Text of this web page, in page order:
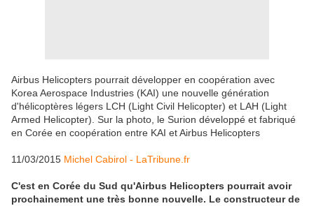
Airbus Helicopters pourrait développer en coopération avec
Korea Aerospace Industries (KAI) une nouvelle génération
d'hélicoptères légers LCH (Light Civil Helicopter) et LAH (Light
Armed Helicopter). Sur la photo, le Surion développé et fabriqué
en Corée en coopération entre KAI et Airbus Helicopters
11/03/2015 Michel Cabirol - LaTribune.fr
C'est en Corée du Sud qu'Airbus Helicopters pourrait avoir
prochainement une très bonne nouvelle. Le constructeur de